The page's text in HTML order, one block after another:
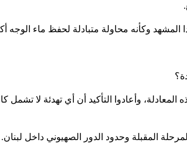
المشهد وكأنه محاولة متبادلة لحفظ ماء الوجه
وأعادوا التأكيد أن أي تهدئة لا تشمل
المقبلة وحدود الدور الصهيوني داخل لبنان.